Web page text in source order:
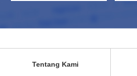
Tentang Kami